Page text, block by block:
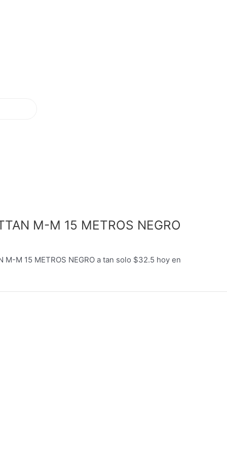
M-M 15 METROS NEGRO
M-M 15 METROS NEGRO a tan solo $32.5 hoy en